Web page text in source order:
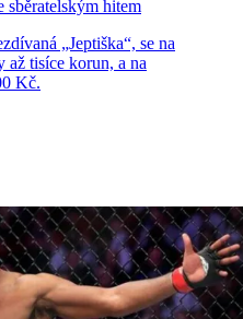
sběratelským hitem
„Jeptiška“, se na
až tisíce korun, a na
Kč.